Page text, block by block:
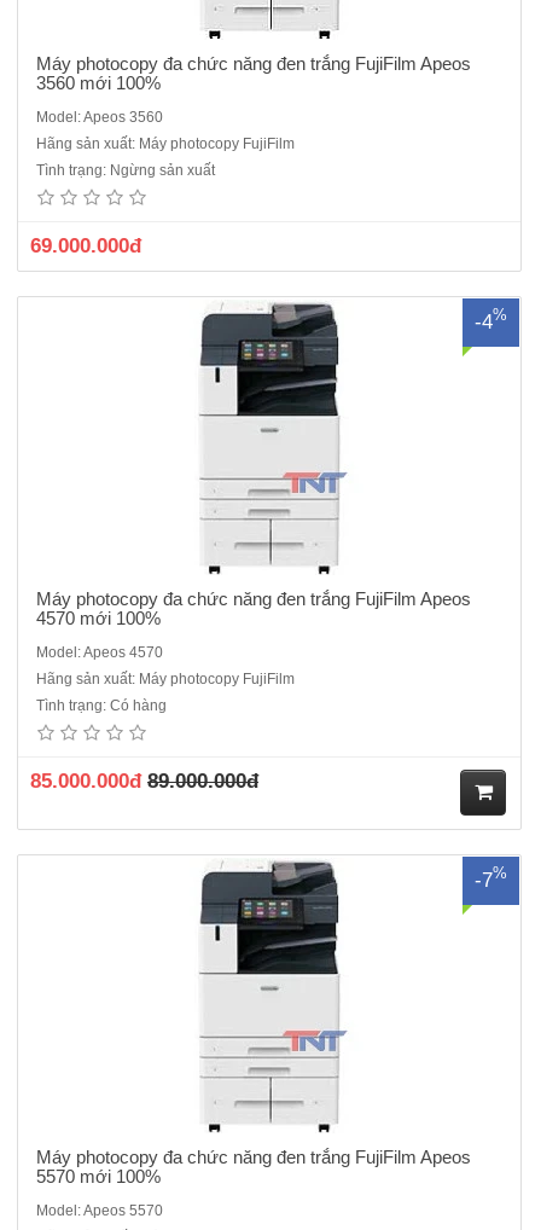
Máy photocopy đa chức năng đen trắng FujiFilm Apeos
3560 mới 100%
Model: Apeos 3560
Hãng sản xuất: Máy photocopy FujiFilm
Tình trạng: Ngừng sản xuất
69.000.000đ
-4%
Máy photocopy đa chức năng đen trắng Fujifilm Apeos 4570 mới
100% dòng mới mới ra năm 2022/ 2023- Chức năng chính:
Photocopy, in,scan-Tốc độ copy liên tục : 45 trang/phút- Bộ nhớ : 4GB
(tối đa)- Dung lượng thiết bị lưu trữ : SSD 128GB - Màn hìn..
Máy photocopy đa chức năng đen trắng FujiFilm Apeos
4570 mới 100%
Model: Apeos 4570
Hãng sản xuất: Máy photocopy FujiFilm
Tình trạng: Có hàng
85.000.000đ 89.000.000đ
ua
-7%
chính hãng mới 100% ra mắt năm 2022/2023Chức năng : Photocopy
đen trắng, In mạng, scan màu-Tốc độ copy liên tục : 55 trang/phút- Bộ
Máy photocopy đa chức năng đen trắng FujiFilm Apeos
5570 mới 100%
Model: Apeos 5570